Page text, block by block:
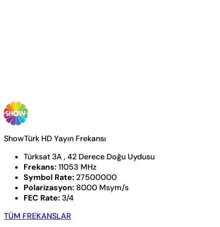
ShowTürk HD Yayın Frekansı
Türksat 3A , 42 Derece Doğu Uydusu
Frekans:11053 MHz
Symbol Rate: 27500000
Polarizasyon: 8000 Msym/s
FEC Rate: 3/4
TÜM FREKANSLAR